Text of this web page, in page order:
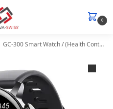
0
GC-300 Smart Watch / (Health Control Watch) latest model 2023